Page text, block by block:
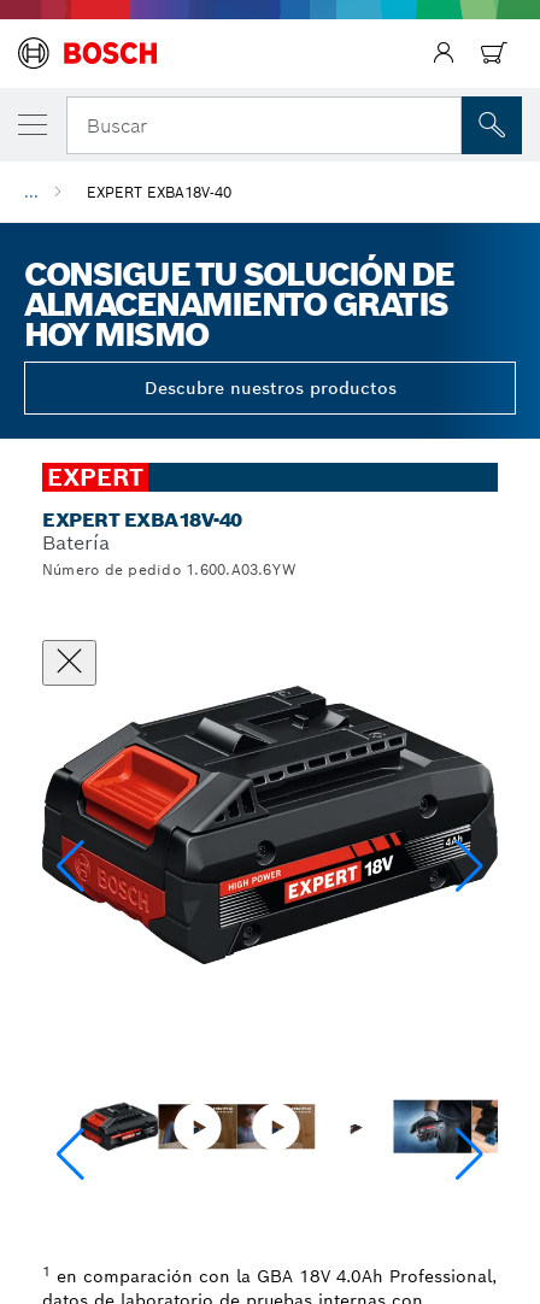
Buscar
... EXPERT EXBA18V-40
CONSIGUE TU SOLUCIÓN DE
ALMACENAMIENTO GRATIS
HOY MISMO
Descubre nuestros productos
EXPERT
EXPERT EXBA18V-40
Batería
Número de pedido 1.600.A03.6YW
1 en comparación con la GBA 18V 4.0Ah Professional,